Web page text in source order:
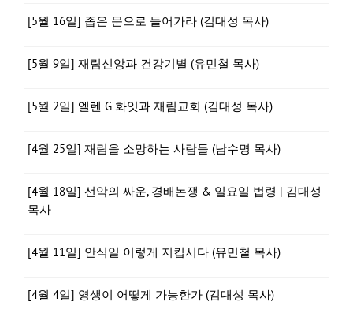
[5월 16일] 좁은 문으로 들어가라 (김대성 목사)
[5월 9일] 재림신앙과 건강기별 (유민철 목사)
[5월 2일] 엘렌 G 화잇과 재림교회 (김대성 목사)
[4월 25일] 재림을 소망하는 사람들 (남수명 목사)
[4월 18일] 선악의 싸운, 경배논쟁 & 일요일 법령 | 김대성
목사
[4월 11일] 안식일 이렇게 지킵시다 (유민철 목사)
[4월 4일] 영생이 어떻게 가능한가 (김대성 목사)